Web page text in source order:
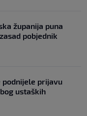
županija puna
pobjednik
podnijele prijavu
ustaških